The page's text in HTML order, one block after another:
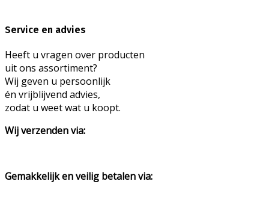
Service en advies
Heeft u vragen over producten
uit ons assortiment?
Wij geven u persoonlijk
én vrijblijvend advies,
zodat u weet wat u koopt.
Wij verzenden via:
Gemakkelijk en veilig betalen via: